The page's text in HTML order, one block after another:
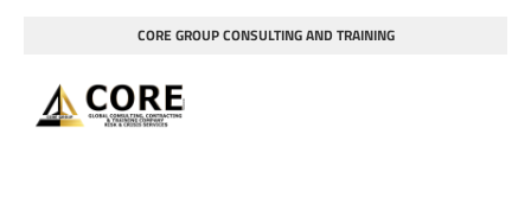
CORE GROUP CONSULTING AND TRAINING